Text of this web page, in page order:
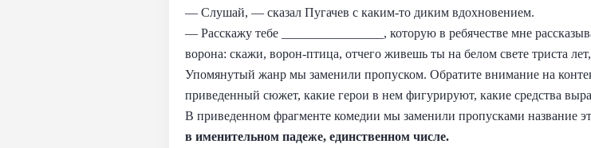
— Слушай, — сказал Пугачев с каким-то диким вдохновением.
— Расскажу тебе ________________, которую в ребячестве мне
ворона: скажи, ворон-птица, отчего живешь ты на белом свете триста
Упомянутый жанр мы заменили пропуском. Обратите внимание на
приведенный сюжет, какие герои в нем фигурируют, какие средства
В приведенном фрагменте комедии мы заменили пропусками название
в именительном падеже, единственном числе.